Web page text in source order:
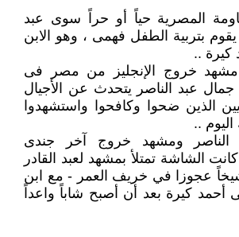
المصرية حياً أو حراً سوى عبد
يقوم بتربية الطفل فهمى ، وهو الابن
كيرة ..
مشهد خروج الإنجليز من مصر فى
وصوت جمال عبد الناصر يتحدث عن الأجيال
الذين ضحوا وكافحوا واستشهدوا
..
ومشهد خروج آخر جندى
الشاشة تمتلأ بمشهد لعبد القادر
عجوزا في خريف العمر - مع ابن
أحمد كيرة بعد أن أصبح شاباً واعداً